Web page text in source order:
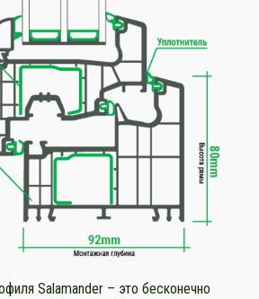
Salamander – это бесконечно